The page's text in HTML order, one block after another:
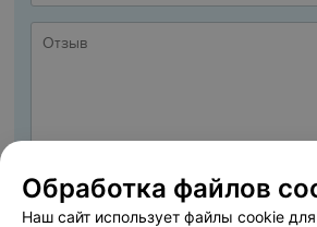
Обработка файлов
Наш сайт использует файлы cookie